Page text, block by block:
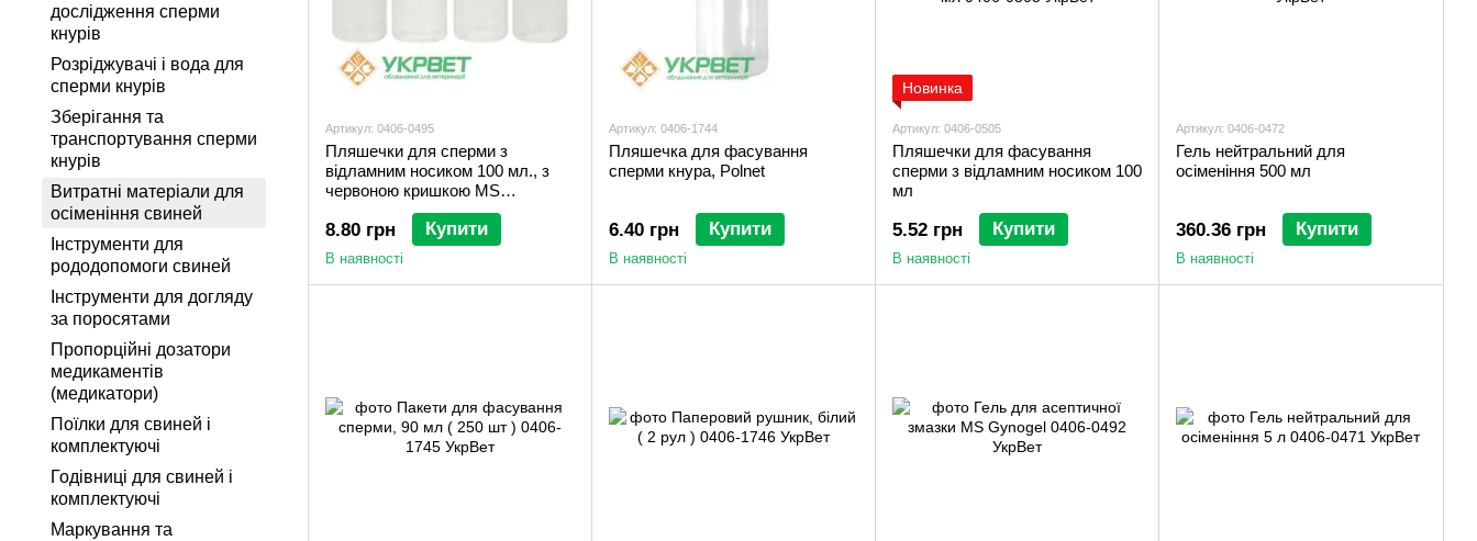
Артикул: 0406-0495
Пляшечки для сперми з
відламним носиком 100 мл., з
червоною кришкою MS
8.80 грн Купити
В наявності
Артикул: 0406-1744
Пляшечка для фасування
сперми кнура, Polnet
6.40 грн Купити
В наявності
Новинка
Артикул: 0406-0505
Пляшечки для фасування
сперми з відламним носиком 100
мл
5.52 грн Купити
В наявності
Артикул: 0406-0472
Гель нейтральний для
осіменіння 500 мл
360.36 грн Купити
В наявності
дослідження сперми
кнурів
Розріджувачі і вода для
сперми кнурів
Зберігання та
транспортування сперми
кнурів
Витратні матеріали для
осіменіння свиней
Інструменти для
рододопомоги свиней
Інструменти для догляду
за поросятами
Пропорційні дозатори
медикаментів
(медикатори)
Поїлки для свиней і
комплектуючі
Годівниці для свиней і
комплектуючі
Маркування та